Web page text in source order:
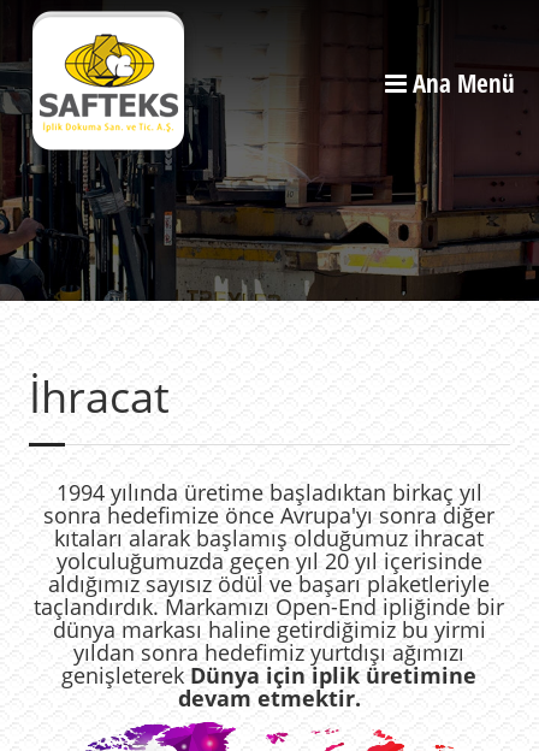
Ana Menü
İhracat
1994 yılında üretime başladıktan birkaç yıl
sonra hedefimize önce Avrupa'yı sonra diğer
kıtaları alarak başlamış olduğumuz ihracat
yolculuğumuzda geçen yıl 20 yıl içerisinde
aldığımız sayısız ödül ve başarı plaketleriyle
taçlandırdık. Markamızı Open-End ipliğinde bir
dünya markası haline getirdiğimiz bu yirmi
yıldan sonra hedefimiz yurtdışı ağımızı
genişleterek Dünya için iplik üretimine
devam etmektir.